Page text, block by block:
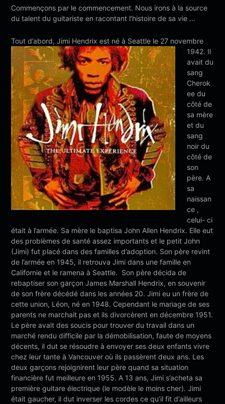
Commençons par le commencement. Nous irons à la source
du talent du guitariste en racontant l’histoire de sa vie …
Tout d’abord, Jimi Hendrix est né à Seattle le 27 novembre
1942. Il
avait du
sang
Cherok
ee du
côté de
sa mère
et du
sang
noir du
côté de
son
père. A
sa
naissan
ce ,
celui- ci
était à l’armée. Sa mère le baptisa John Allen Hendrix. Elle eut
des problèmes de santé assez importants et le petit John
(Jimi) fut placé dans des familles d’adoption. Son père revint
de l’armée en 1945, il retrouva Jimi dans une famille en
Californie et le ramena à Seattle. Son père décida de
rebaptiser son garçon James Marshall Hendrix, en souvenir
de son frère décédé dans les années 20. Jimi eu un frère de
cette union, Léon, né en 1948. Cependant le mariage de ses
parents ne marchait pas et ils divorcèrent en décembre 1951.
Le père avait des soucis pour trouver du travail dans un
marché rendu difficile par la démobilisation, faute de moyens
décents, il dut se résoudre à envoyer ses deux enfants vivre
chez leur tante à Vancouver où ils passèrent deux ans. Les
deux garçons rejoignirent leur père quand sa situation
financière fut meilleure en 1955. A 13 ans, Jimi s’acheta sa
première guitare électrique (le modèle le moins cher). Jimi
était gaucher, il dut inverser les cordes ce qu’il fit d’ailleurs